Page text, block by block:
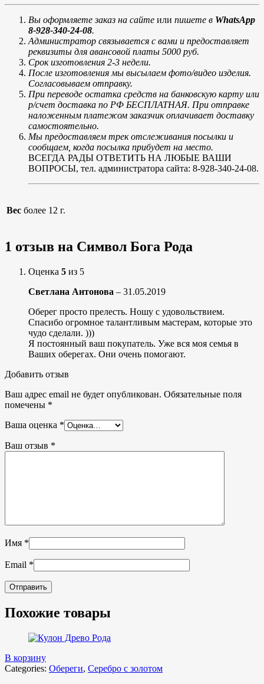
Вы оформляете заказ на сайте или пишете в WhatsApp
8-928-340-24-08.
Администратор связывается с вами и предоставляет
реквизиты для авансовой платы 5000 руб.
Срок изготовления 2-3 недели.
После изготовления мы высылаем фото/видео изделия.
Согласовываем отправку.
При переводе остатка средств на банковскую карту или
р/счет доставка по РФ БЕСПЛАТНАЯ. При отправке
наложенным платежом заказчик оплачивает доставку
самостоятельно.
Мы предоставляем трек отслеживания посылки и
сообщаем, когда посылка прибудет на место.
ВСЕГДА РАДЫ ОТВЕТИТЬ НА ЛЮБЫЕ ВАШИ
ВОПРОСЫ, тел. администратора сайта: 8-928-340-24-08.
Вес более 12 г.
1 отзыв на Символ Бога Рода
Оценка 5 из 5
Светлана Антонова – 31.05.2019
Оберег просто прелесть. Ношу с удовольствием.
Спасибо огромное талантливым мастерам, которые это
чудо сделали. )))
Я постоянный ваш покупатель. Уже вся моя семья в
Ваших оберегах. Они очень помогают.
Добавить отзыв
Ваш адрес email не будет опубликован. Обязательные поля
помечены *
Ваша оценка *
Ваш отзыв *
Имя *
Email *
Похожие товары
В корзину
Categories: Обереги, Серебро с золотом